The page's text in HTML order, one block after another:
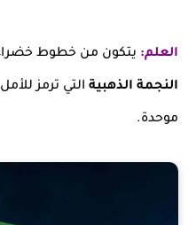
العلم: يتكون من خطوط
النجمة الذهبية التي ترمز
موحدة.